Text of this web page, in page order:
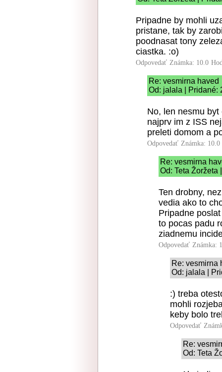
Pripadne by mohli
pristane, tak by
poodnasat tony
ciastka. :o)
Odpovedať Známka: 10.0
Re: vesmirna haved
Od: jalala | Pridané:
No, len nesmu
najprv im z ISS
preleti domom a
Odpovedať Známka: 10.0
Re: vesmirna
Od: Teta Žoržeta
Ten drobny,
vedia ako to
Pripadne
to pocas padu
ziadnemu
Odpovedať Známka:
Re: vesmirna
Od: jalala |
:) treba
mohli
keby bolo
Odpovedať
Re:
Od: Teta